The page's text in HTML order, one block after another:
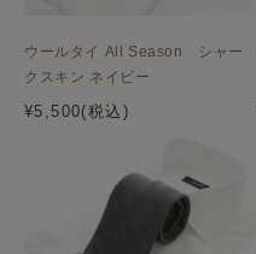
ウールタイ All Season シャー
クスキン ネイビー
¥5,500(税込)